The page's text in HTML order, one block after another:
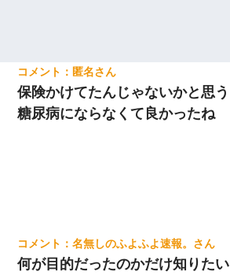
匿名
保険かけてたんじゃないかと思う
糖尿病にならなくて良かったね
名無しのふよふよ速報。
何が目的だったのかだけ知りたい